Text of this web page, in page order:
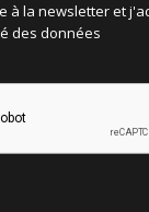
à la newsletter et
des données